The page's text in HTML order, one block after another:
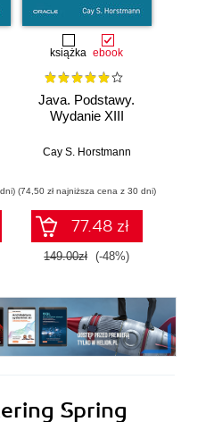
książka ebook
Java. Podstawy.
Wydanie XIII
Cay S. Horstmann
(74,50 zł najniższa cena z 30 dni)
77.48 zł
149.00zł (-48%)
Spring